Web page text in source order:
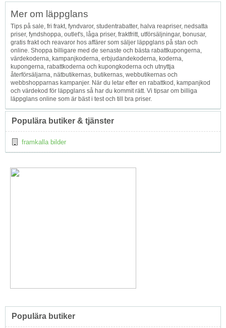
Topp
Mer om läppglans
Tips på sale, fri frakt, fyndvaror, studentrabatter, halva reapriser, nedsatta
priser, fyndshoppa, outlet's, låga priser, fraktfritt, utförsäljningar, bonusar,
gratis frakt och reavaror hos affärer som säljer läppglans på stan och
online. Shoppa billigare med de senaste och bästa rabattkupongerna,
värdekoderna, kampanjkoderna, erbjudandekoderna, koderna,
kupongerna, rabattkoderna och kupongkoderna och utnyttja
återförsäljarna, nätbutikernas, butikernas, webbutikernas och
webbshopparnas kampanjer. När du letar efter en rabattkod, kampanjkod
och värdekod för läppglans så har du kommit rätt. Vi tipsar om billiga
läppglans online som är bäst i test och till bra priser.
Populära butiker & tjänster
framkalla bilder
Populära butiker